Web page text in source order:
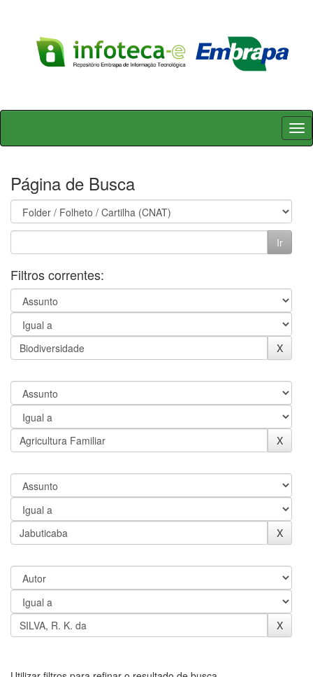
Skip
Página de Busca
Filtros correntes: